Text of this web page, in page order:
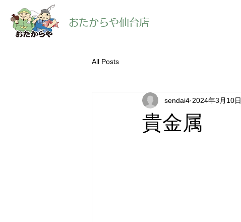
​おたからや仙台店
All Posts
貴金属
sendai4 2024年3月10日